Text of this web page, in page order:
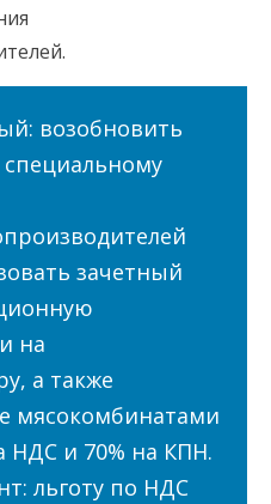
возобновить
зачетный
на
а также
мясокомбинатами
НДС и 70% на КПН.
льготу по НДС